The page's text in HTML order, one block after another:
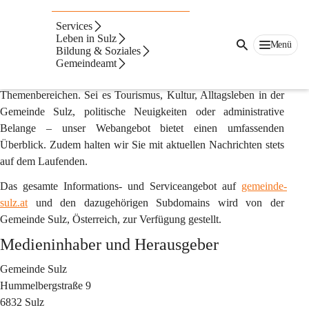
Services
Leben in Sulz
Bildung & Soziales
Gemeindeamt
Menü
Impressum & Offenlegung gemäß §25 des
Mediengesetzes
gemeinde-sulz.at ist die offizielle Online-Plattform der Gemeinde
Sulz. Hier und auf zugehörigen Subdomains finden Sie eine
Themenbereichen. Sei es Tourismus, Kultur, Alltagsleben in der
Gemeinde Sulz, politische Neuigkeiten oder administrative
Belange – unser Webangebot bietet einen umfassenden
Überblick. Zudem halten wir Sie mit aktuellen Nachrichten stets
auf dem Laufenden.
Das gesamte Informations- und Serviceangebot auf gemeinde-
sulz.at und den dazugehörigen Subdomains wird von der
Gemeinde Sulz, Österreich, zur Verfügung gestellt.
Medieninhaber und Herausgeber
Gemeinde Sulz
Hummelbergstraße 9
6832 Sulz